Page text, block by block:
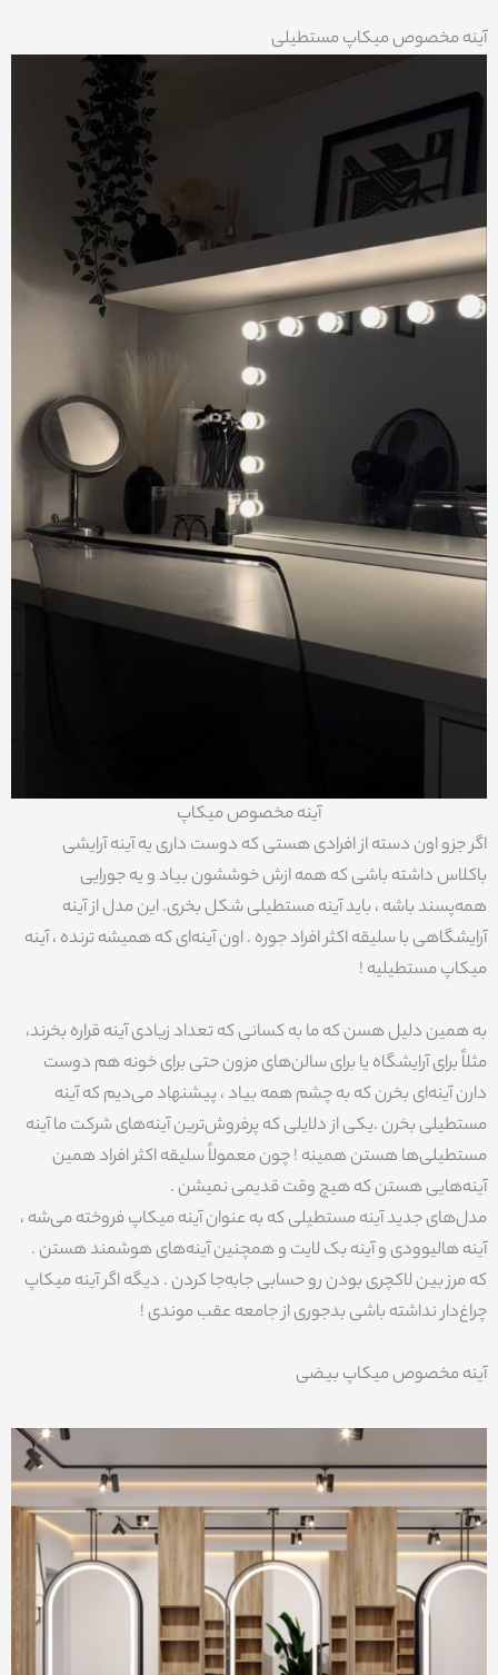
آینه مخصوص میکاپ مستطیلی
آینه مخصوص میکاپ
اگر جزو اون دسته از افرادی هستی که دوست داری یه آینه آرایشی
باکلاس داشته باشی که همه ازش خوششون بیاد و یه جورایی
همه‌پسند باشه ، باید آینه مستطیلی شکل بخری. این مدل از آینه
آرایشگاهی با سلیقه اکثر افراد جوره . اون آینه‌ای که هميشه ترنده ، آینه
میکاپ مستطیلیه !
به همین دلیل هسن که ما به کسانی که تعداد زیادی آینه قراره بخرند،
مثلاً برای آرایشگاه یا برای سالن‌های مزون حتی برای خونه هم دوست
دارن آینه‌ای بخرن که به چشم همه بیاد ، پیشنهاد می‌دیم که آینه
مستطیلی بخرن .یکی از دلایلی که پرفروش‌ترین آینه‌های شرکت ما آینه
مستطیلی‌ها هستن همینه ! چون معمولاً سلیقه اکثر افراد همین
آینه‌هایی هستن که هیچ وقت قدیمی نمیشن .
مدل‌های جدید آینه مستطیلی که به عنوان آینه میکاپ فروخته می‌شه ،
آینه هالیوودی و آینه بک لایت و همچنین آینه‌های هوشمند هستن .
که مرز بین لاکچری بودن رو حسابی جابه‌جا کردن . دیگه اگر آینه میکاپ
چراغ‌دار نداشته باشی بدجوری از جامعه عقب موندی !
آینه مخصوص میکاپ بیضی